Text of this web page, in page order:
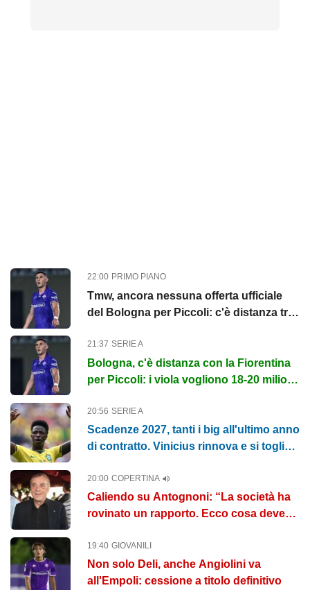
22:00 PRIMO PIANO
Tmw, ancora nessuna offerta ufficiale
del Bologna per Piccoli: c'è distanza tra
21:37 SERIE A
Bologna, c'è distanza con la Fiorentina
per Piccoli: i viola vogliono 18-20 milioni
20:56 SERIE A
Scadenze 2027, tanti i big all'ultimo anno
di contratto. Vinicius rinnova e si toglie
20:00 COPERTINA
Caliendo su Antognoni: “La società ha
rovinato un rapporto. Ecco cosa deve
19:40 GIOVANILI
Non solo Deli, anche Angiolini va
all'Empoli: cessione a titolo definitivo